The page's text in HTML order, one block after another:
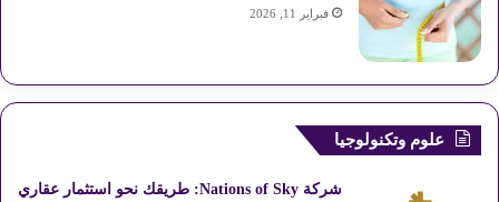
فبراير 11, 2026
علوم وتكنولوجيا
شركة Nations of Sky: طريقك نحو استثمار عقاري